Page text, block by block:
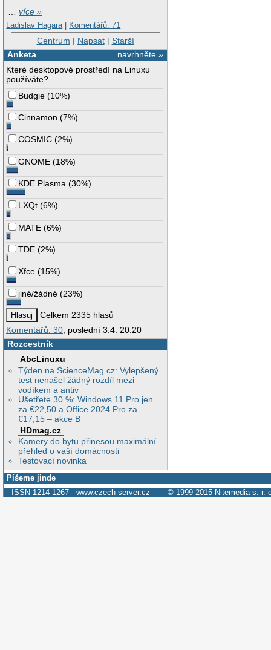
…více »
Ladislav Hagara | Komentářů: 71
Centrum | Napsat| Starší
navrhněte »
Anketa
Které desktopové prostředí na Linuxu
používáte?
Budgie (10%)
Cinnamon (7%)
COSMIC (2%)
GNOME (18%)
KDE Plasma (30%)
LXQt (6%)
MATE (6%)
TDE (2%)
Xfce (15%)
jiné/žádné (23%)
Celkem 2335 hlasů
Komentářů: 30, poslední 3.4. 20:20
Rozcestník
AbcLinuxu
Týden na ScienceMag.cz: Vylepšený
test nenašel žádný rozdíl mezi
vodíkem a antiv
Ušetřete 30 %: Windows 11 Pro jen
za €22,50 a Office 2024 Pro za
€17,15 – akce B
HDmag.cz
Kamery do bytu přinesou maximální
přehled o vaší domácnosti
Testovací novinka
Píšeme jinde
ISSN 1214-1267 www.czech-server.cz © 1999-2015 Nitemedia s. r.